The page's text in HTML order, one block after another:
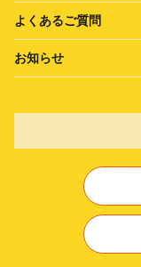
よくあるご質問
お知らせ